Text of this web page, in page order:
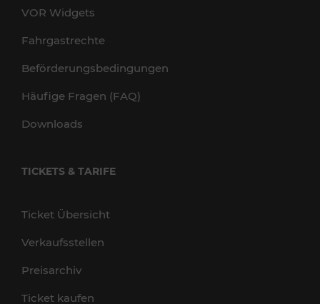
VOR Widgets
Fahrgastrechte
Beförderungsbedingungen
Häufige Fragen (FAQ)
Downloads
TICKETS & TARIFE
Ticket Übersicht
Verkaufsstellen
Preisarchiv
Ticket kaufen